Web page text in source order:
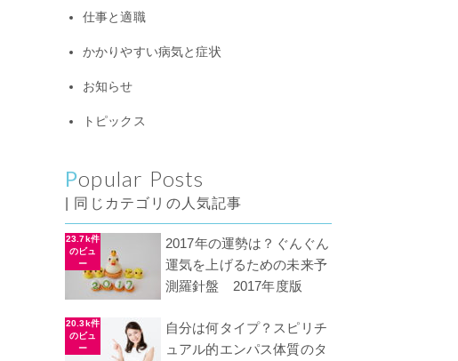
仕事と適職
かかりやすい病気と症状
お知らせ
トピックス
Popular Posts
| 同じカテゴリの人気記事
2017年の運勢は？ぐんぐん
運気を上げるための未来予
測羅針盤 2017年度版
23.7k件
のビュ
ー
自分は何タイプ？スピリチ
ュアル的エンパス体質のタ
20.3k件
のビュ
ー